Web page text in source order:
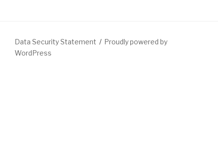
Data Security Statement
Proudly powered by
WordPress